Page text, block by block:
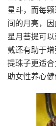
星斗，而每
间的月亮，因
星月菩提可
戴还有助于
提珠子更适
助女性养心健